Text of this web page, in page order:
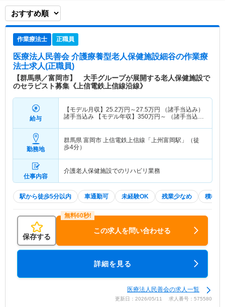
作業療法士 正職員
医療法人民善会 介護療養型老人保健施設細谷の作業療
法士求人(正職員)
【群馬県／富岡市】 大手グループが展開する老人保健施設で
のセラピスト募集《上信電鉄上信線沿線》
給与
【モデル月収】 25.2万円～27.5万円
（諸手当込み）
諸手当込み 【モデル年収】 350万円～
（諸手当込
勤務地
群馬県 富岡市 上信電鉄上信線「上州富岡駅」（徒
歩4分）
仕事内容
介護老人保健施設でのリハビリ業務
駅から徒歩5分以内 車通勤可 未経験OK 残業少なめ 積極採
保存する
この求人を問い合わせる
詳細を見る
医療法人民善会の求人一覧
更新日：2026/05/11 求人番号：575580